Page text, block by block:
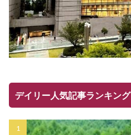
デイリー人気記事ランキング